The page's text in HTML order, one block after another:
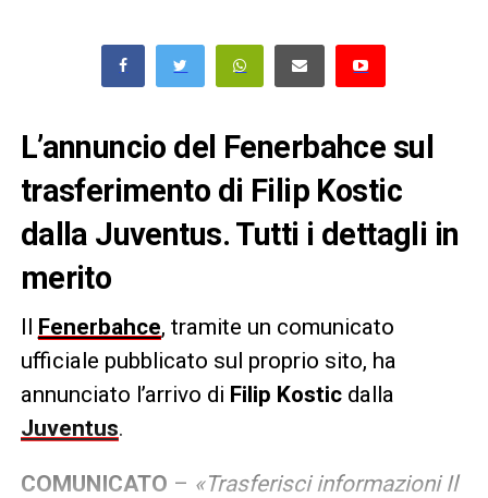
L’annuncio del Fenerbahce sul
trasferimento di Filip Kostic
dalla Juventus. Tutti i dettagli in
merito
Il Fenerbahce, tramite un comunicato
ufficiale pubblicato sul proprio sito, ha
annunciato l’arrivo di Filip Kosticdalla
Juventus.
COMUNICATO – «Trasferisci informazioni Il